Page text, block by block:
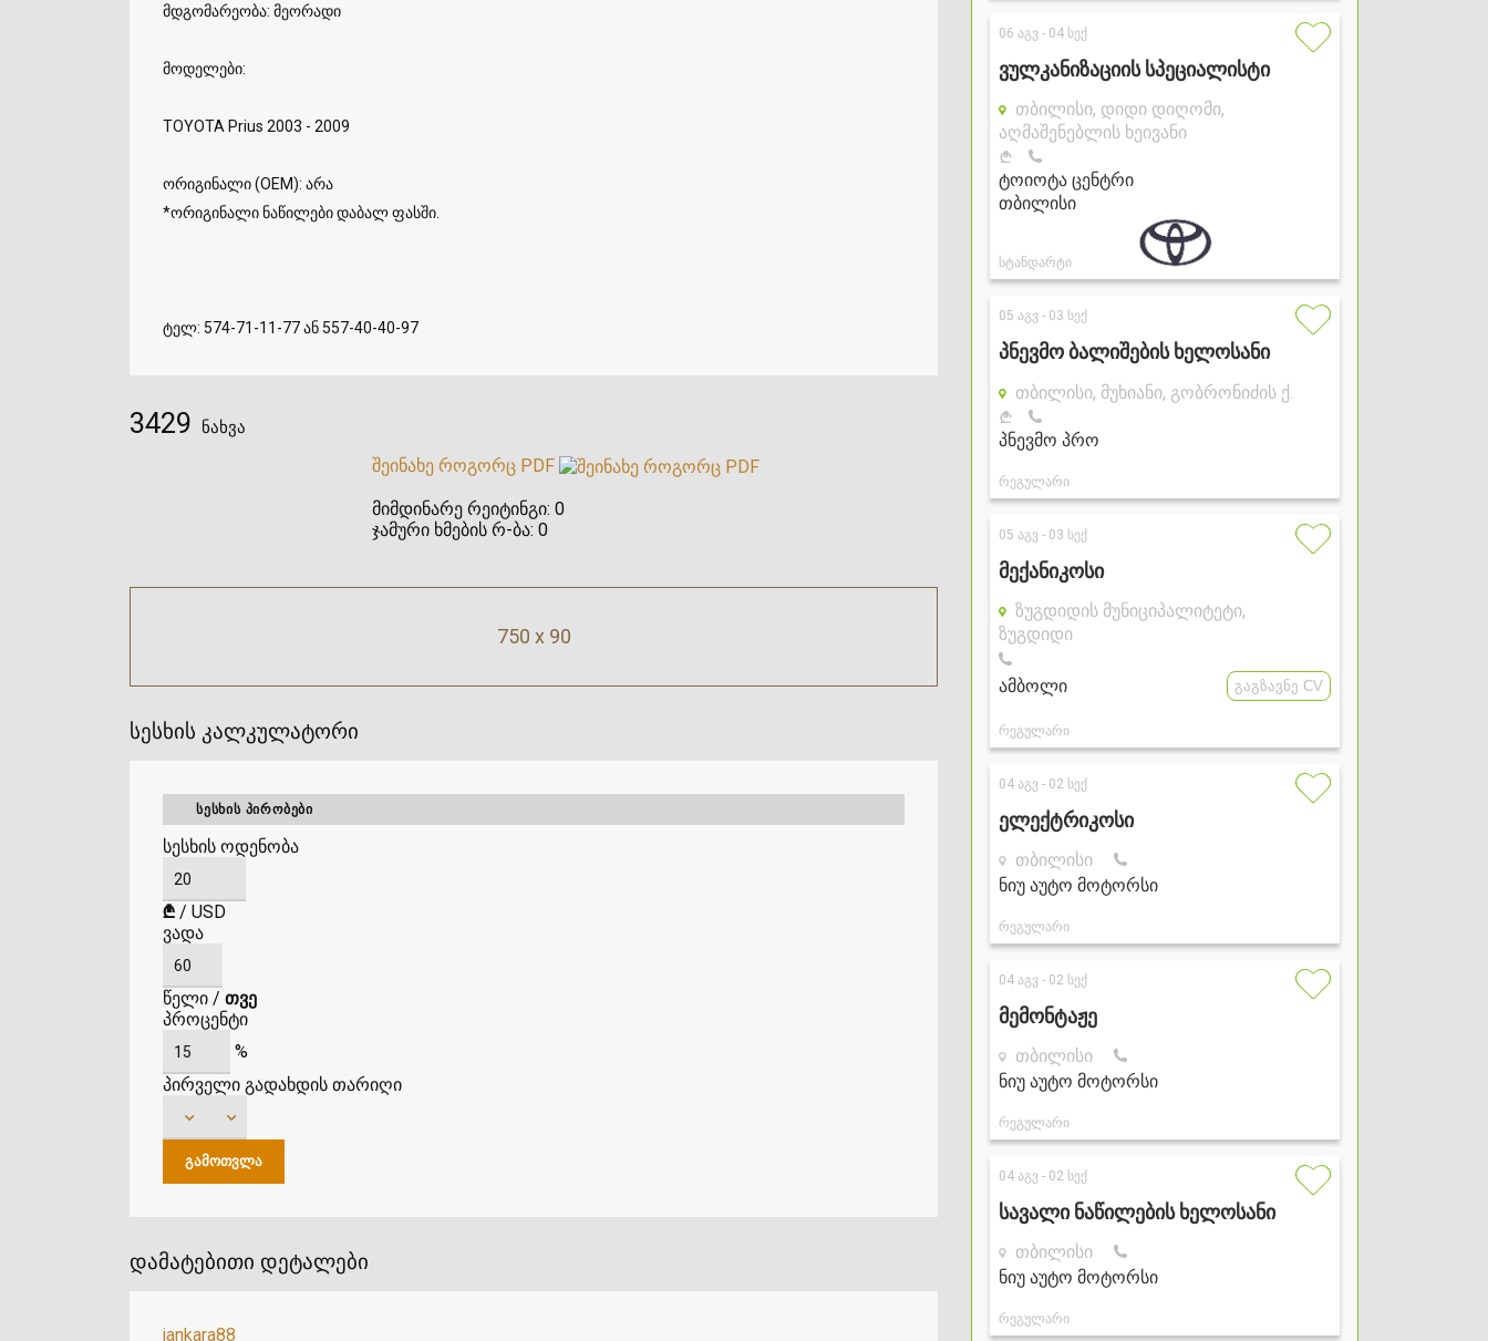
მდგომარეობა: მეორადი
მოდელები:
TOYOTA Prius 2003 - 2009
ორიგინალი (OEM): არა
*ორიგინალი ნაწილები დაბალ ფასში.
ტელ: 574-71-11-77 ან 557-40-40-97
შეინახე როგორც PDF
მიმდინარე რეიტინგი: 0
ჯამური ხმების რ-ბა: 0
3429 ნახვა
750 x 90
სესხის კალკულატორი
ᲡᲔᲡᲮᲘᲡ ᲞᲘᲠᲝᲑᲔᲑᲘ
სესხის ოდენობა
₾ / USD
ვადა
წელი / თვე
პროცენტი
%
პირველი გადახდის თარიღი
დამატებითი დეტალები
jankara88